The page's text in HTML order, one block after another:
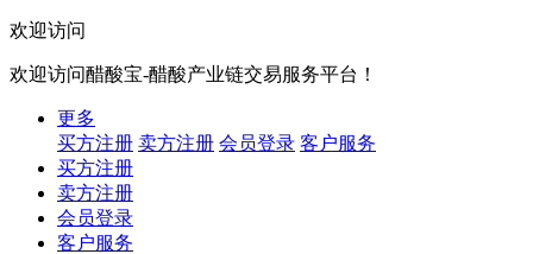
欢迎访问
欢迎访问醋酸宝-醋酸产业链交易服务平台！
更多
买方注册 卖方注册 会员登录 客户服务
买方注册
卖方注册
会员登录
客户服务